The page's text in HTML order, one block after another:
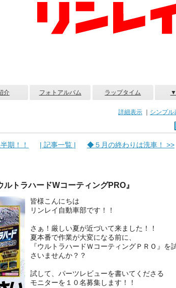
介 フォトアルバム ラップタイム ▼
詳細表示 シンプル
期！！ | 記事一覧 | ◆５月の終わりは洗車！ >>
トラハードWコーティングPRO』
皆様こんにちは
リンレイ自動車部です！！
さぁ！厳しい夏が近づいて来ました！！
夏本番で作業が大変になる前に、
『ウルトラハードＷコーティングＰＲＯ』を
さいませんか？？
試して、パーツレビューを書いてくださる
モニターを１０名募集します！！